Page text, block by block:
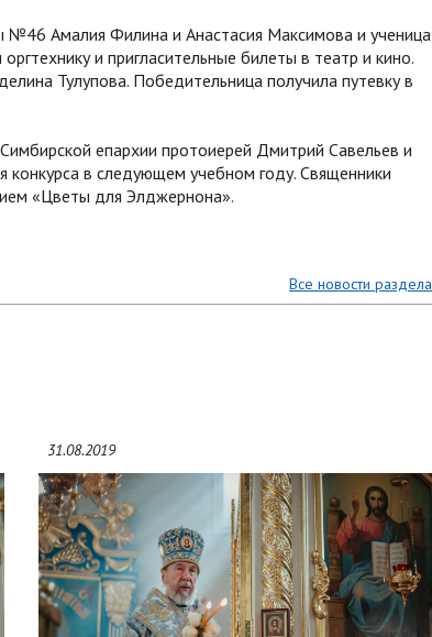
№46 Амалия Филина и Анастасия Максимова и ученица
и пригласительные билеты в театр и кино.
Тулупова. Победительница получила путевку в
епархии протоиерей Дмитрий Савельев и
конкурса в следующем учебном году. Священники
«Цветы для Элджернона».
Все новости раздела
31.08.2019